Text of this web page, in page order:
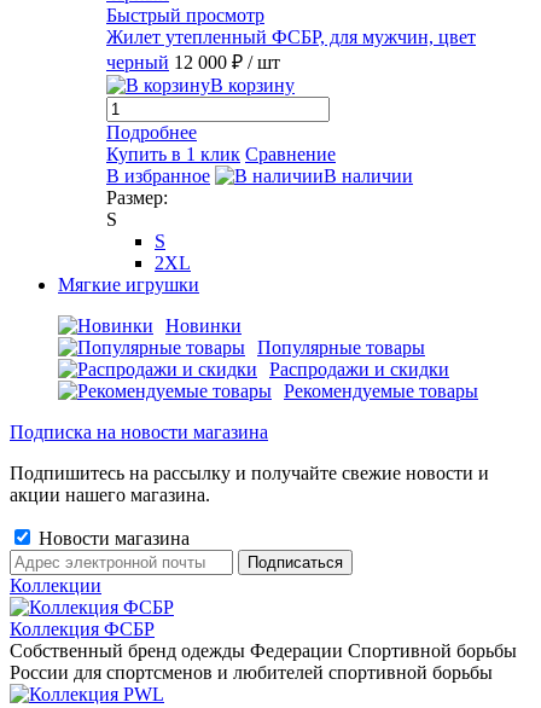
Быстрый просмотр
Жилет утепленный ФСБР, для мужчин, цвет
черный 12 000 ₽ / шт
В корзину
Подробнее
Купить в 1 клик Сравнение
В избранное
В наличии
Размер:
S
S
2XL
Мягкие игрушки
Новинки
Популярные товары
Распродажи и скидки
Рекомендуемые товары
Подписка на новости магазина
Подпишитесь на рассылку и получайте свежие новости и
акции нашего магазина.
Новости магазина
Коллекции
Коллекция ФСБР
Собственный бренд одежды Федерации Спортивной борьбы
России для спортсменов и любителей спортивной борьбы